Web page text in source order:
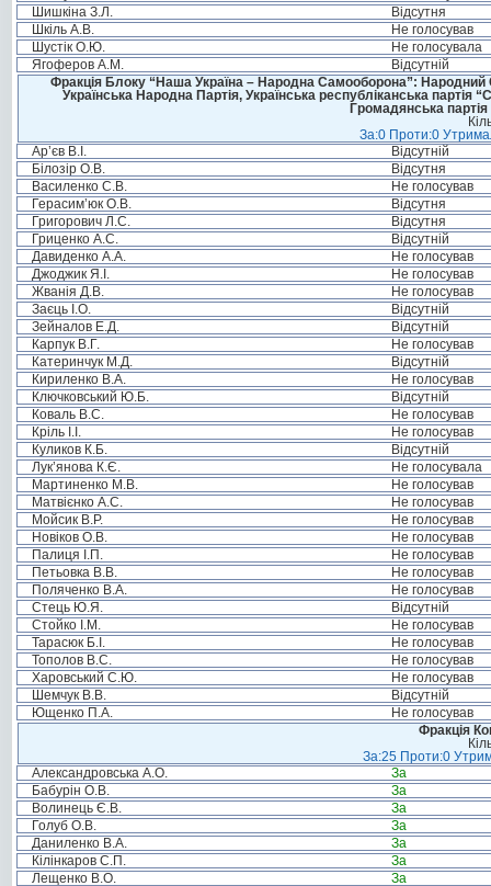
Шишкіна З.Л.
Відсутня
Шкіль А.В.
Не голосував
Шустік О.Ю.
Не голосувала
Ягоферов А.М.
Відсутній
Фракція Блоку “Наша Україна – Народна Самооборона”: Народний
Українська Народна Партія, Українська республіканська
Громадянська
За:0 Проти:0
Ар’єв В.І.
Відсутній
Білозір О.В.
Відсутня
Василенко С.В.
Не голосував
Герасим’юк О.В.
Відсутня
Григорович Л.С.
Відсутня
Гриценко А.С.
Відсутній
Давиденко А.А.
Не голосував
Джоджик Я.І.
Не голосував
Жванія Д.В.
Не голосував
Заєць І.О.
Відсутній
Зейналов Е.Д.
Відсутній
Карпук В.Г.
Не голосував
Катеринчук М.Д.
Відсутній
Кириленко В.А.
Не голосував
Ключковський Ю.Б.
Відсутній
Коваль В.С.
Не голосував
Кріль І.І.
Не голосував
Куликов К.Б.
Відсутній
Лук’янова К.Є.
Не голосувала
Мартиненко М.В.
Не голосував
Матвієнко А.С.
Не голосував
Мойсик В.Р.
Не голосував
Новіков О.В.
Не голосував
Палиця І.П.
Не голосував
Петьовка В.В.
Не голосував
Поляченко В.А.
Не голосував
Стець Ю.Я.
Відсутній
Стойко І.М.
Не голосував
Тарасюк Б.І.
Не голосував
Тополов В.С.
Не голосував
Харовський С.Ю.
Не голосував
Шемчук В.В.
Відсутній
Ющенко П.А.
Не голосував
Фракція
За:25 Проти:0
Александровська А.О.
За
Бабурін О.В.
За
Волинець Є.В.
За
Голуб О.В.
За
Даниленко В.А.
За
Кілінкаров С.П.
За
Лещенко В.О.
За